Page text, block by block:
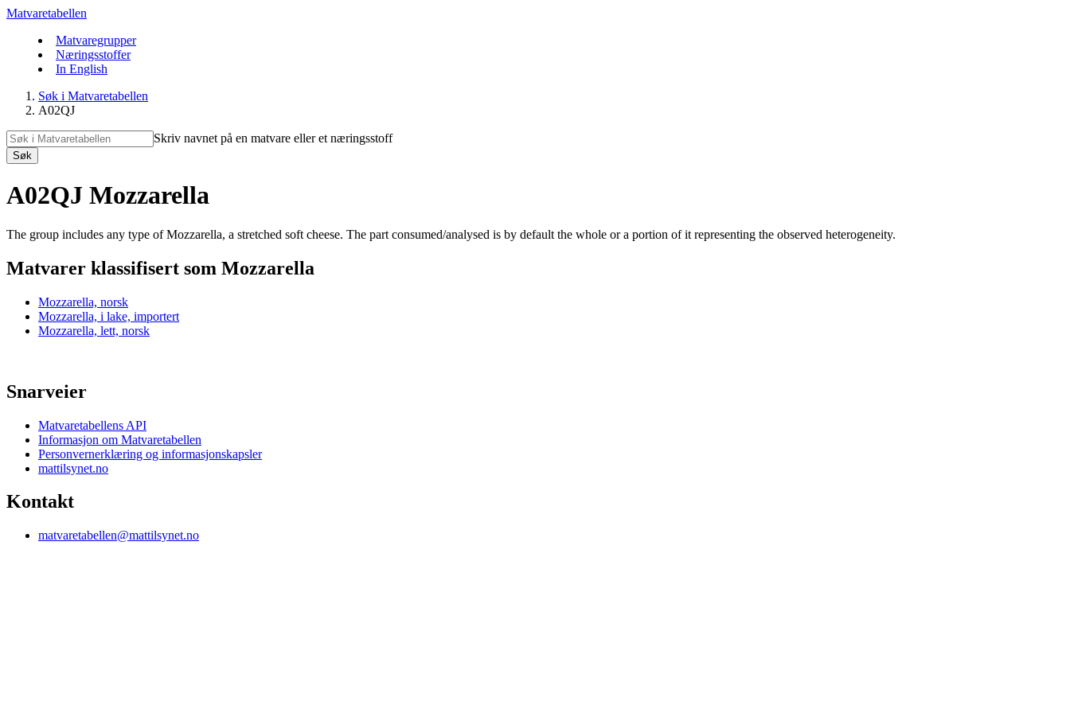
Matvaretabellen
Matvaregrupper
Næringsstoffer
In English
Søk i Matvaretabellen
A02QJ
Skriv navnet på en matvare eller et næringsstoff
Søk
A02QJ Mozzarella
The group includes any type of Mozzarella, a stretched soft cheese. The part consumed/analysed is by default the whole or a portion of it representing the observed heterogeneity.
Matvarer klassifisert som Mozzarella
Mozzarella, norsk
Mozzarella, i lake, importert
Mozzarella, lett, norsk
Snarveier
Matvaretabellens API
Informasjon om Matvaretabellen
Personvernerklæring og informasjonskapsler
mattilsynet.no
Kontakt
matvaretabellen@mattilsynet.no